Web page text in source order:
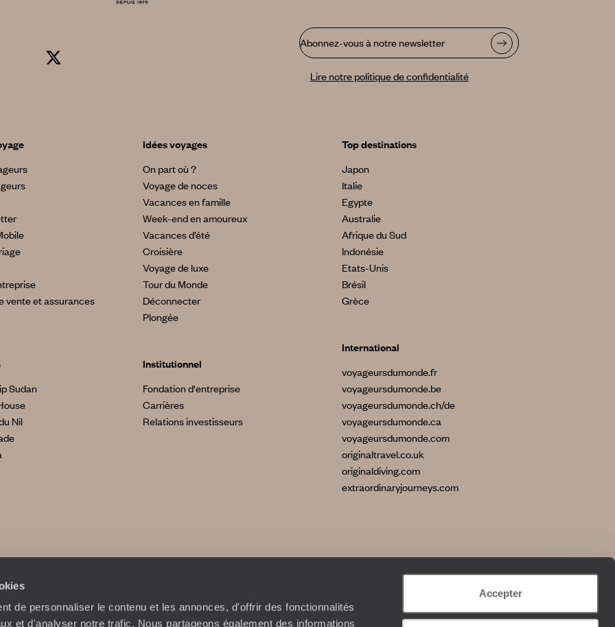
de personnaliser le contenu et les annonces, d'offrir des fonctionnalités
et d'analyser notre trafic. Nous partageons également des informations
Accepter
Abonnez-vous à notre newsletter
Lire notre politique de confidentialité
vente et assurances
Sudan
Nil
Idées voyages
On part où ?
Voyage de noces
Vacances en famille
Week-end en amoureux
Vacances d’été
Croisière
Voyage de luxe
Tour du Monde
Déconnecter
Plongée
Institutionnel
Fondation d'entreprise
Carrières
Relations investisseurs
Top destinations
Japon
Italie
Egypte
Australie
Afrique du Sud
Indonésie
Etats-Unis
Brésil
Grèce
International
voyageursdumonde.fr
voyageursdumonde.be
voyageursdumonde.ch/de
voyageursdumonde.ca
voyageursdumonde.com
originaltravel.co.uk
originaldiving.com
extraordinaryjourneys.com